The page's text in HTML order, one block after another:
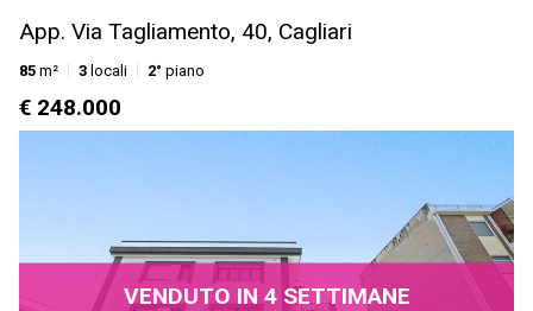
App. Via Tagliamento, 40, Cagliari
85 m² 3 locali 2° piano
€ 248.000
VENDUTO IN 4 SETTIMANE